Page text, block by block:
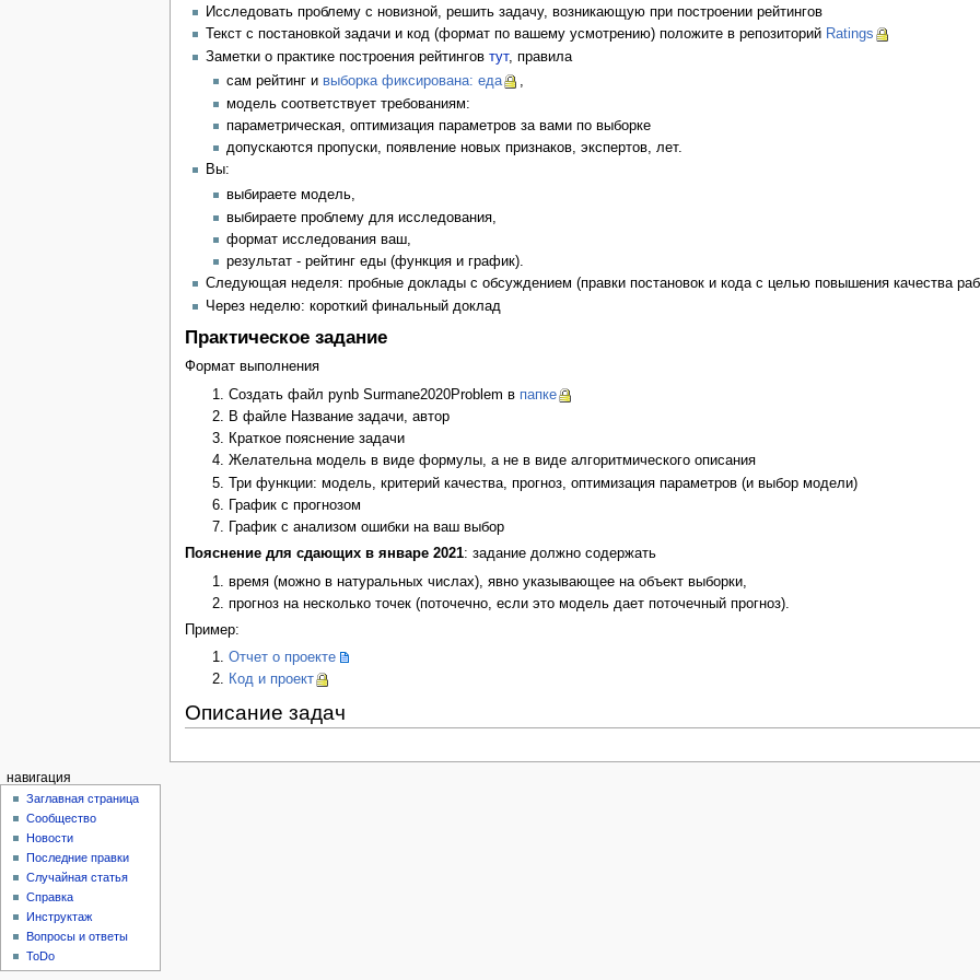
Исследовать проблему с новизной, решить задачу, возникающую при построении рейтингов
Текст с постановкой задачи и код (формат по вашему усмотрению) положите в репозиторий Ratings
Заметки о практике построения рейтингов тут, правила
сам рейтинг и выборка фиксирована: еда
,
модель соответствует требованиям:
параметрическая, оптимизация параметров за вами по выборке
допускаются пропуски, появление новых признаков, экспертов, лет.
Вы:
выбираете модель,
выбираете проблему для исследования,
формат исследования ваш,
результат - рейтинг еды (функция и график).
Следующая неделя: пробные доклады с обсуждением (правки постановок и кода с целью повышения качества
Через неделю: короткий финальный доклад
Практическое задание
Формат выполнения
Создать файл pynb Surmane2020Problem в папке
В файле Название задачи, автор
Краткое пояснение задачи
Желательна модель в виде формулы, а не в виде алгоритмического описания
Три функции: модель, критерий качества, прогноз, оптимизация параметров (и выбор модели)
График с прогнозом
График с анализом ошибки на ваш выбор
Пояснение для сдающих в январе 2021: задание должно содержать
время (можно в натуральных числах), явно указывающее на объект выборки,
прогноз на несколько точек (поточечно, если это модель дает поточечный прогноз).
Пример:
Отчет о проекте
Код и проект
Описание задач
навигация
Заглавная страница
Сообщество
Новости
Последние правки
Случайная статья
Справка
Инструктаж
Вопросы и ответы
ToDo